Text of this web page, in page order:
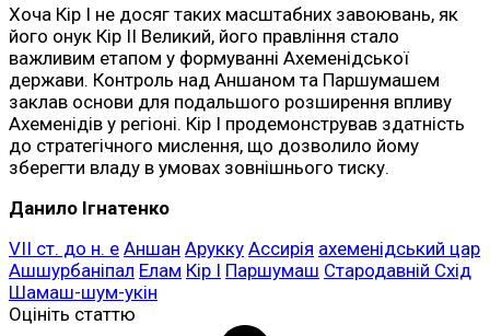
Хоча Кір I не досяг таких масштабних завоювань, як
його онук Кір II Великий, його правління стало
важливим етапом у формуванні Ахеменідської
держави. Контроль над Аншаном та Паршумашем
заклав основи для подальшого розширення впливу
Ахеменідів у регіоні. Кір I продемонстрував здатність
до стратегічного мислення, що дозволило йому
зберегти владу в умовах зовнішнього тиску.
Данило Ігнатенко
VII ст. до н. е Аншан Арукку Ассирія ахеменідський цар
Ашшурбаніпал Елам Кір I Паршумаш Стародавній Схід
Шамаш-шум-укін
Оцініть статтю